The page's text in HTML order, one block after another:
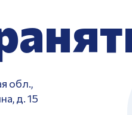
обл.,
д. 15